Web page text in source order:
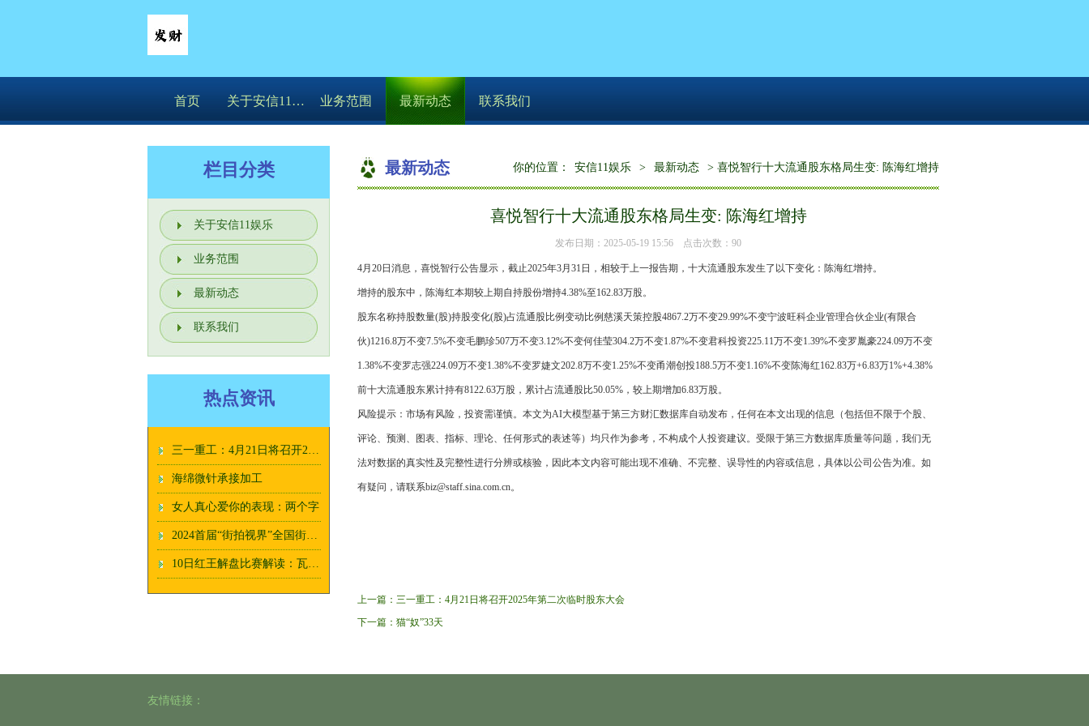
首页 关于安信11娱乐 业务范围 最新动态 联系我们
栏目分类
关于安信11娱乐
业务范围
最新动态
联系我们
热点资讯
三一重工：4月21日将召开2025年第二次临时股东大会
海绵微针承接加工
女人真心爱你的表现：两个字
2024首届“街拍视界”全国街头摄影大展征稿启动
10日红王解盘比赛解读：瓦纳默客战不宜高估
最新动态 你的位置： 安信11娱乐 > 最新动态 > 喜悦智行十大流通股东格局生变: 陈海红增持
喜悦智行十大流通股东格局生变: 陈海红增持
发布日期：2025-05-19 15:56 点击次数：90
4月20日消息，喜悦智行公告显示，截止2025年3月31日，相较于上一报告期，十大流通股东发生了以下变化：陈海红增持。
增持的股东中，陈海红本期较上期自持股份增持4.38%至162.83万股。
股东名称持股数量(股)持股变化(股)占流通股比例变动比例慈溪天策控股4867.2万不变29.99%不变宁波旺科企业管理合伙企业(有限合
伙)1216.8万不变7.5%不变毛鹏珍507万不变3.12%不变何佳莹304.2万不变1.87%不变君科投资225.11万不变1.39%不变罗胤豪224.09万不变
1.38%不变罗志强224.09万不变1.38%不变罗婕文202.8万不变1.25%不变甬潮创投188.5万不变1.16%不变陈海红162.83万+6.83万1%+4.38%
前十大流通股东累计持有8122.63万股，累计占流通股比50.05%，较上期增加6.83万股。
风险提示：市场有风险，投资需谨慎。本文为AI大模型基于第三方财汇数据库自动发布，任何在本文出现的信息（包括但不限于个股、
评论、预测、图表、指标、理论、任何形式的表述等）均只作为参考，不构成个人投资建议。受限于第三方数据库质量等问题，我们无
法对数据的真实性及完整性进行分辨或核验，因此本文内容可能出现不准确、不完整、误导性的内容或信息，具体以公司公告为准。如
有疑问，请联系biz@staff.sina.com.cn。
上一篇： 三一重工：4月21日将召开2025年第二次临时股东大会
下一篇： ​猫“奴”33天
友情链接：